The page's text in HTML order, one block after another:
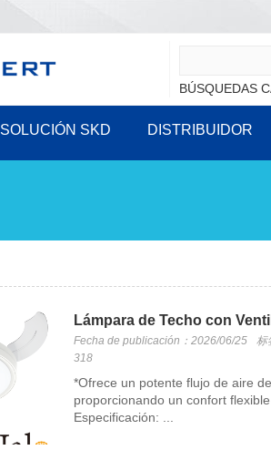
BÚSQUEDAS
SOLUCIÓN SKD DISTRIBUIDOR
Lámpara de Techo con
Fecha de publicación：2026/06/25 标
318
*Ofrece un potente flujo de aire
proporcionando un confort
Especificación: ...